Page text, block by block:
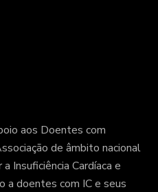
aos Doentes com
de âmbito nacional
Insuficiência Cardíaca e
a doentes com IC e seus